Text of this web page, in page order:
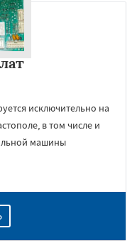
исключительно на
в том числе и
машины